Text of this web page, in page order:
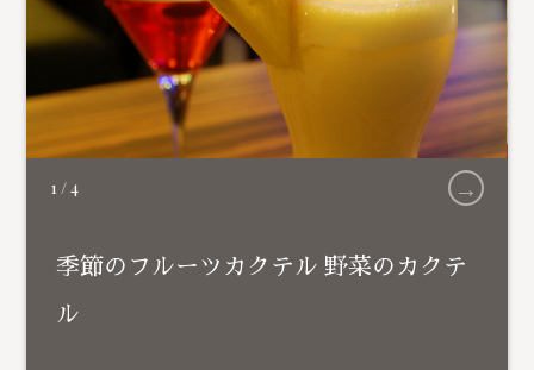
1 /4 →
季節のフルーツカクテル 野菜のカクテ
ル